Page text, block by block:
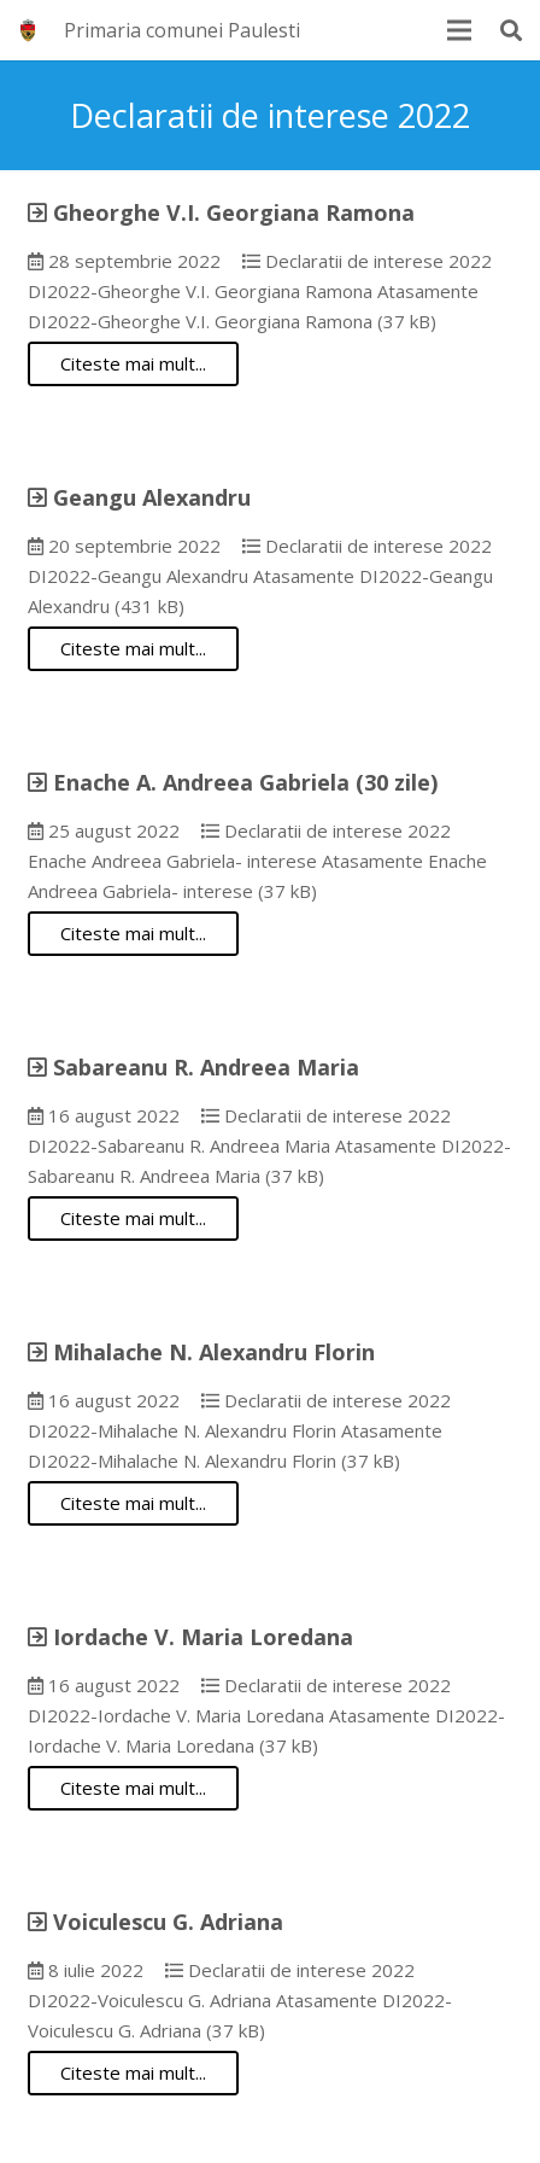
Primaria comunei Paulesti
Declaratii de interese 2022
Gheorghe V.I. Georgiana Ramona
28 septembrie 2022
Declaratii de interese 2022
DI2022-Gheorghe V.I. Georgiana Ramona Atasamente
DI2022-Gheorghe V.I. Georgiana Ramona (37 kB)
Citeste mai mult...
Geangu Alexandru
20 septembrie 2022
Declaratii de interese 2022
DI2022-Geangu Alexandru Atasamente DI2022-Geangu
Alexandru (431 kB)
Citeste mai mult...
Enache A. Andreea Gabriela (30 zile)
25 august 2022
Declaratii de interese 2022
Enache Andreea Gabriela- interese Atasamente Enache
Andreea Gabriela- interese (37 kB)
Citeste mai mult...
Sabareanu R. Andreea Maria
16 august 2022
Declaratii de interese 2022
DI2022-Sabareanu R. Andreea Maria Atasamente DI2022-
Sabareanu R. Andreea Maria (37 kB)
Citeste mai mult...
Mihalache N. Alexandru Florin
16 august 2022
Declaratii de interese 2022
DI2022-Mihalache N. Alexandru Florin Atasamente
DI2022-Mihalache N. Alexandru Florin (37 kB)
Citeste mai mult...
Iordache V. Maria Loredana
16 august 2022
Declaratii de interese 2022
DI2022-Iordache V. Maria Loredana Atasamente DI2022-
Iordache V. Maria Loredana (37 kB)
Citeste mai mult...
Voiculescu G. Adriana
8 iulie 2022
Declaratii de interese 2022
DI2022-Voiculescu G. Adriana Atasamente DI2022-
Voiculescu G. Adriana (37 kB)
Citeste mai mult...